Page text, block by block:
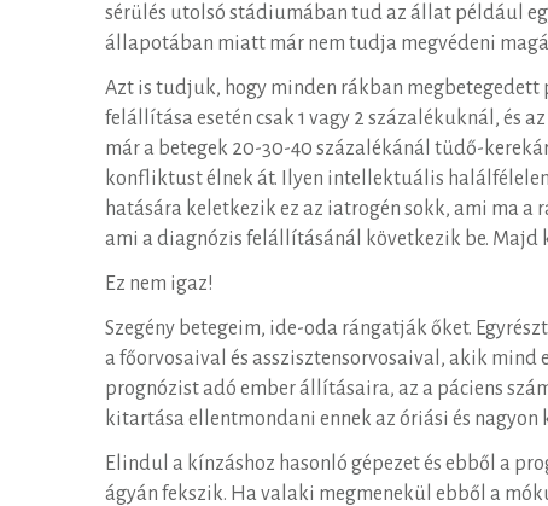
sérülés utolsó stádiumában tud az állat például
állapotában miatt már nem tudja megvédeni
Azt is tudjuk, hogy minden rákban megbetegedett
felállítása esetén csak 1 vagy 2 százalékuknál, és
már a betegek 20-30-40 százalékánál tüdő-
konfliktust élnek át. Ilyen intellektuális
hatására keletkezik ez az iatrogén sokk, ami ma
ami a diagnózis felállításánál következik be. Majd
Ez nem igaz!
Szegény betegeim, ide-oda rángatják őket.
a főorvosaival és asszisztensorvosaival, akik
prognózist adó ember állításaira, az a páciens
kitartása ellentmondani ennek az óriási és
Elindul a kínzáshoz hasonló gépezet és ebből a
ágyán fekszik. Ha valaki megmenekül ebből a